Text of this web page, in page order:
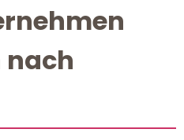
nach